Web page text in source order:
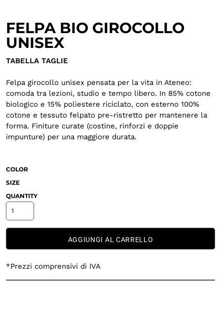
FELPA BIO GIROCOLLO
UNISEX
TABELLA TAGLIE
Felpa girocollo unisex pensata per la vita in Ateneo:
comoda tra lezioni, studio e tempo libero. In 85% cotone
biologico e 15% poliestere riciclato, con esterno 100%
cotone e tessuto felpato pre-ristretto per mantenere la
forma. Finiture curate (costine, rinforzi e doppie
impunture) per una maggiore durata.
COLOR
SIZE
QUANTITY
AGGIUNGI AL CARRELLO
*Prezzi comprensivi di IVA